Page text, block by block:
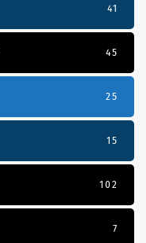
41
45
25
15
102
7